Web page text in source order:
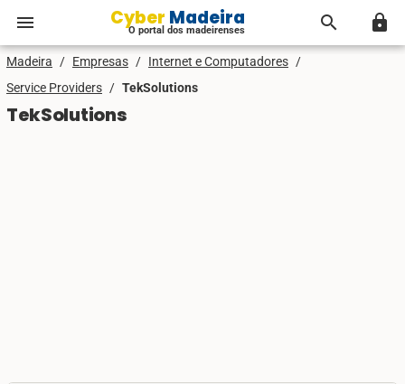
menu Cyber Madeira
O portal dos madeirenses search lock
Madeira / Empresas / Internet e Computadores /
Service Providers / TekSolutions
TekSolutions